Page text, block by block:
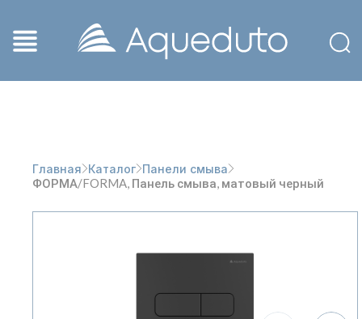
Главная Каталог Панели смыва
ФОРМА/FORMA, Панель смыва, матовый черный